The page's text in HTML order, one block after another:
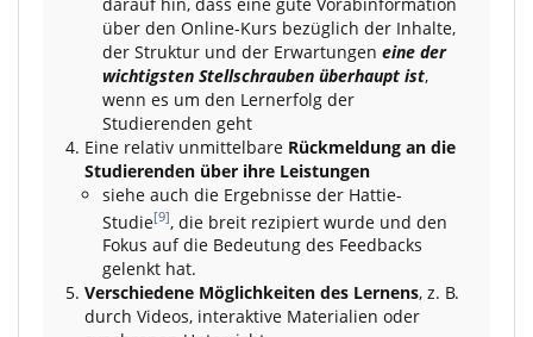
über den Online-Kurs bezüglich der Inhalte,
der Struktur und der Erwartungen eine der
wichtigsten Stellschrauben überhaupt ist,
wenn es um den Lernerfolg der
Studierenden geht
Eine relativ unmittelbare Rückmeldung an die
Studierenden über ihre Leistungen
siehe auch die Ergebnisse der Hattie-
Studie[9], die breit rezipiert wurde und den
Fokus auf die Bedeutung des Feedbacks
gelenkt hat.
Verschiedene Möglichkeiten des Lernens, z. B.
durch Videos, interaktive Materialien oder